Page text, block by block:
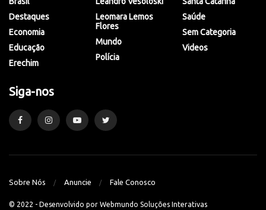
Destaques
Economia
Educação
Erechim
Leomara Lemos
Flores
Mundo
Polícia
Saúde
Sem Categoria
Videos
Siga-nos
Sobre Nós Anuncie Fale Conosco
© 2022 - Desenvolvido por Webmundo Soluções Interativas